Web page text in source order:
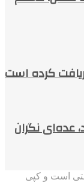
کرده است
عده‌ای نگران
است و کپی